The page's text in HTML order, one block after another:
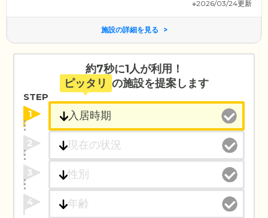
※2026/03/24更新
施設の詳細を見る
約7秒に1人が利用！
ピッタリ の施設を提案します
STEP
1
2
3
4